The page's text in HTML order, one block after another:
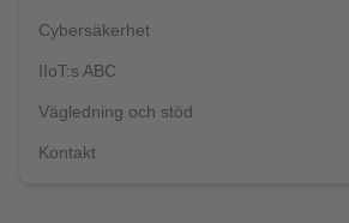
Cybersäkerhet
IIoT:s ABC
Vägledning och stöd
Kontakt